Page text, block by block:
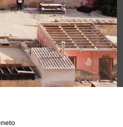
sul mare .Workshop di
turni
studenti e docenti
di II livello · Politecnico di
e online + tirocinio +